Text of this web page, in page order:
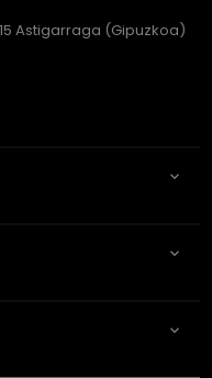
Astigarraga (Gipuzkoa)


